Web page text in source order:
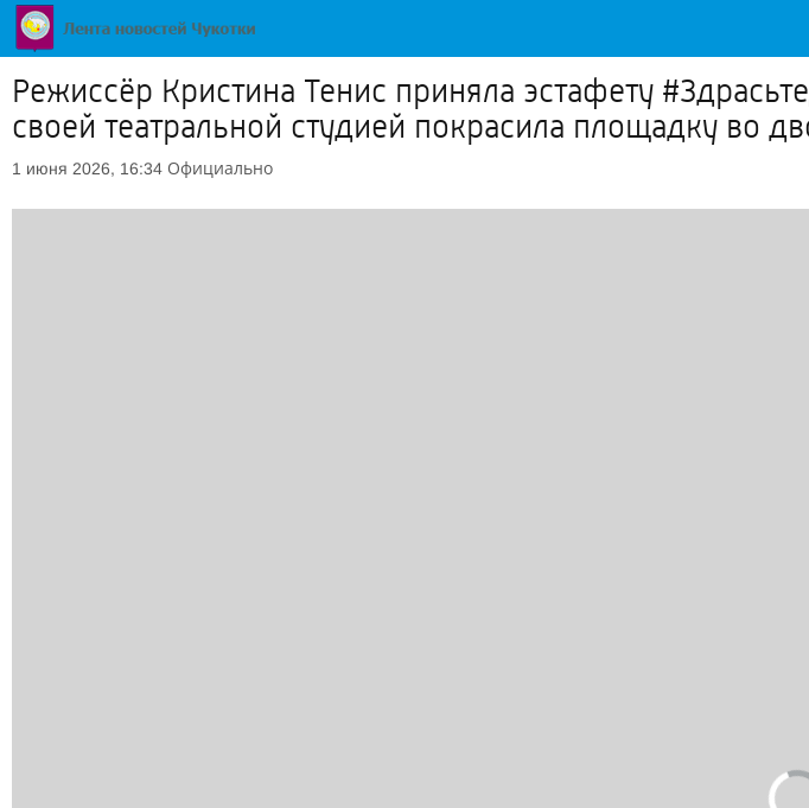
Режиссёр Кристина Тенис приняла эстафету
своей театральной студией покрасила площадку во
1 июня 2026, 16:34 Официально